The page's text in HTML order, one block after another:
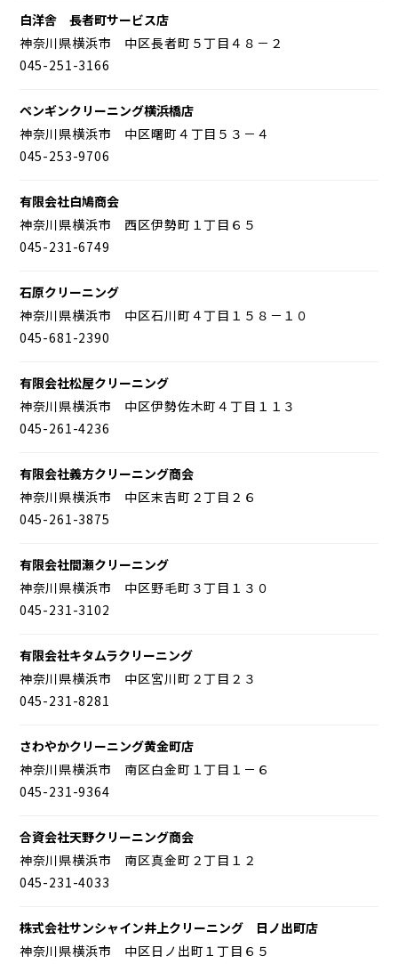
白洋舎 長者町サービス店
神奈川県横浜市 中区長者町５丁目４８－２
045-251-3166
ペンギンクリーニング横浜橋店
神奈川県横浜市 中区曙町４丁目５３－４
045-253-9706
有限会社白鳩商会
神奈川県横浜市 西区伊勢町１丁目６５
045-231-6749
石原クリーニング
神奈川県横浜市 中区石川町４丁目１５８－１０
045-681-2390
有限会社松屋クリーニング
神奈川県横浜市 中区伊勢佐木町４丁目１１３
045-261-4236
有限会社義方クリーニング商会
神奈川県横浜市 中区末吉町２丁目２６
045-261-3875
有限会社間瀬クリーニング
神奈川県横浜市 中区野毛町３丁目１３０
045-231-3102
有限会社キタムラクリーニング
神奈川県横浜市 中区宮川町２丁目２３
045-231-8281
さわやかクリーニング黄金町店
神奈川県横浜市 南区白金町１丁目１－６
045-231-9364
合資会社天野クリーニング商会
神奈川県横浜市 南区真金町２丁目１２
045-231-4033
株式会社サンシャイン井上クリーニング 日ノ出町店
神奈川県横浜市 中区日ノ出町１丁目６５